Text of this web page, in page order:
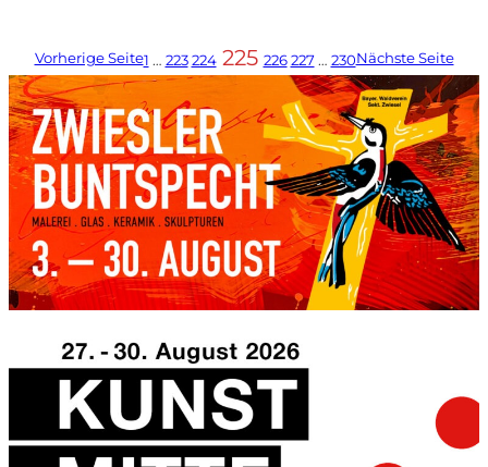
Vorherige Seite1 … 223 224 225 226 227 … 230Nächste Seite